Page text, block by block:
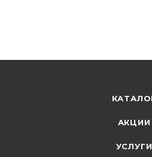
АКЦИИ
УСЛУГИ